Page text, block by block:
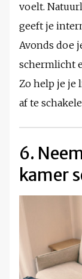
voelt.
geeft je
Avonds doe
schermlicht
Zo help je je
af te
6.
kamer